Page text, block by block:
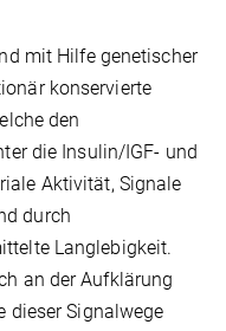
mit Hilfe genetischer
konservierte
den
die Insulin/IGF- und
Aktivität, Signale
durch
Langlebigkeit.
an der Aufklärung
dieser Signalwege